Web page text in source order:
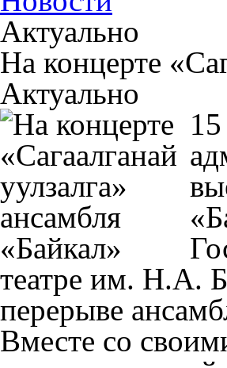
Актуально
На концерте
Актуально
театре им. Н.А.
перерыве
Вместе со